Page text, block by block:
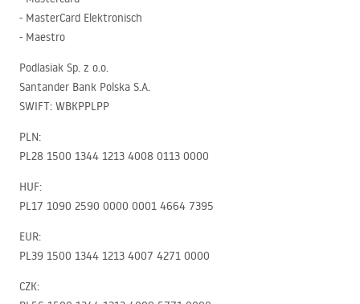
- MasterCard Elektronisch
- Maestro
Podlasiak Sp. z o.o.
Santander Bank Polska S.A.
SWIFT: WBKPPLPP
PLN:
PL28 1500 1344 1213 4008 0113 0000
HUF:
PL17 1090 2590 0000 0001 4664 7395
EUR:
PL39 1500 1344 1213 4007 4271 0000
CZK: